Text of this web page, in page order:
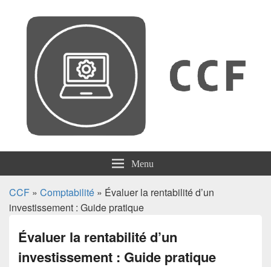
CCF Menu
CCF » Comptabilité » Évaluer la rentabilité d’un
investissement : Guide pratique
Évaluer la rentabilité d’un
investissement : Guide pratique